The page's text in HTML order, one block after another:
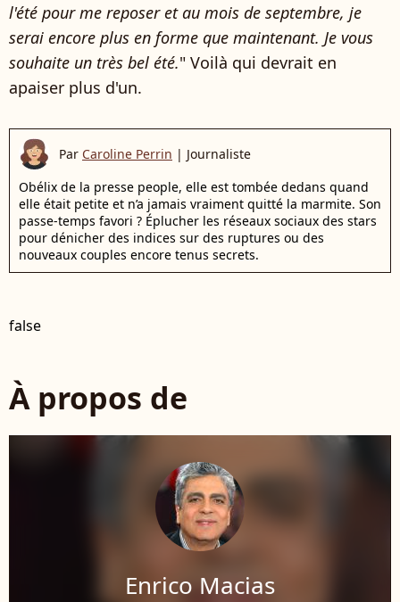
l'été pour me reposer et au mois de septembre, je
serai encore plus en forme que maintenant. Je vous
souhaite un très bel été." Voilà qui devrait en
apaiser plus d'un.
Par Caroline Perrin | Journaliste
Obélix de la presse people, elle est tombée dedans quand
elle était petite et n’a jamais vraiment quitté la marmite. Son
passe-temps favori ? Éplucher les réseaux sociaux des stars
pour dénicher des indices sur des ruptures ou des
nouveaux couples encore tenus secrets.
false
À propos de
Enrico Macias